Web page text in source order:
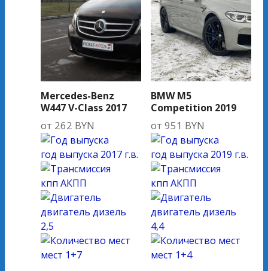
Mercedes-Benz
W447 V-Class 2017
от 262 BYN
год выпуска 2017 г.в.
кпп АКПП
двигатель дизель
2,5
мест 1+7
BMW M5
Competition 2019
от 951 BYN
год выпуска 2019 г.в.
кпп АКПП
двигатель дизель
4,4
мест 1+4